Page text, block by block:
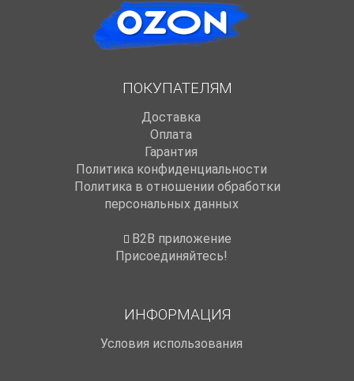
ПОКУПАТЕЛЯМ
Доставка
Оплата
Гарантия
Политика конфиденциальности
Политика в отношении обработки
персональных данных
B2B приложение
Присоединяйтесь!
ИНФОРМАЦИЯ
Условия использования